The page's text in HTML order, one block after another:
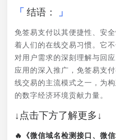
结语：
免签易支付以其便捷性、安
着人们的在线交易习惯。它
对用户需求的深刻理解与回
应用的深入推广，免签易支
线交易的主流模式之一，为
的数字经济环境贡献力量。
↓点击下方了解更多↓
🔥《微信域名检测接口、微